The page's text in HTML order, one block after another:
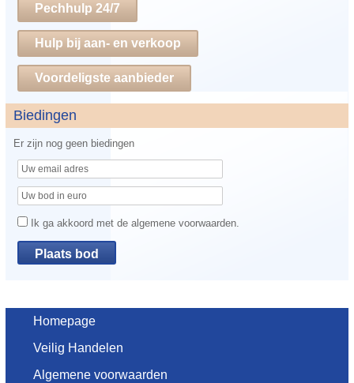
Pechhulp 24/7
Hulp bij aan- en verkoop
Voordeligste aanbieder
Biedingen
Er zijn nog geen biedingen
Ik ga akkoord met de algemene voorwaarden.
Homepage
Veilig Handelen
Algemene voorwaarden